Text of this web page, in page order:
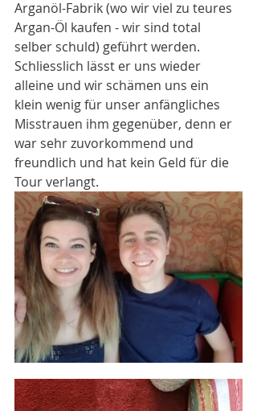
Arganöl-Fabrik (wo wir viel zu teures
Argan-Öl kaufen - wir sind total
selber schuld) geführt werden.
Schliesslich lässt er uns wieder
alleine und wir schämen uns ein
klein wenig für unser anfängliches
Misstrauen ihm gegenüber, denn er
war sehr zuvorkommend und
freundlich und hat kein Geld für die
Tour verlangt.